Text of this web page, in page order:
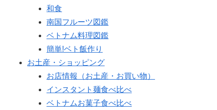
和食
南国フルーツ図鑑
ベトナム料理図鑑
簡単!ベト飯作り
お土産・ショッピング
お店情報（お土産・お買い物）
インスタント麺食べ比べ
ベトナムお菓子食べ比べ